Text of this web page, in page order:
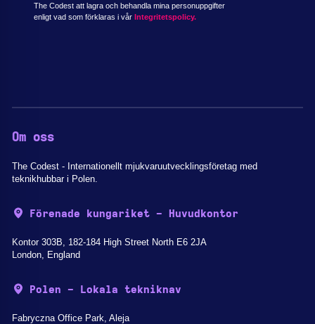
The Codest att lagra och behandla mina personuppgifter
enligt vad som förklaras i vår Integritetspolicy.
Om oss
The Codest - Internationellt mjukvaruutvecklingsföretag med
teknikhubbar i Polen.
Förenade kungariket - Huvudkontor
Kontor 303B, 182-184 High Street North E6 2JA
London, England
Polen - Lokala tekniknav
Fabryczna Office Park, Aleja